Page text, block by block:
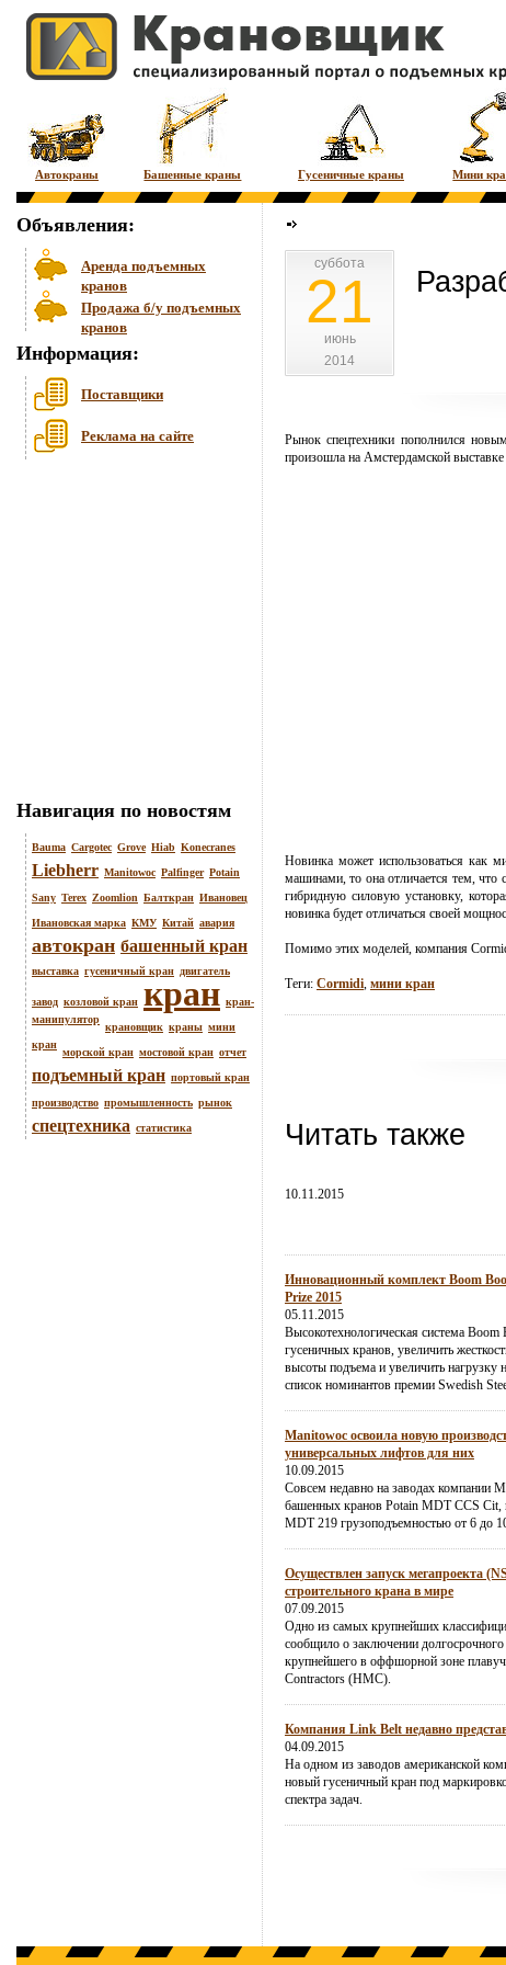
Автокраны Башенные краны Гусеничные краны Мини
Объявления:
Аренда подъемных
кранов
Продажа б/у подъемных
кранов
Информация:
Поставщики
Реклама на сайте
Навигация по новостям
Bauma Cargotec Grove Hiab Konecranes
Liebherr Manitowoc Palfinger Potain
Sany Terex Zoomlion Балткран Ивановец
Ивановская марка КМУ Китай авария
автокран башенный кран
выставка гусеничный кран двигатель
завод козловой кран кран кран-
манипулятор крановщик краны мини
кран морской кран мостовой кран отчет
подъемный кран портовый кран
производство промышленность рынок
спецтехника статистика
суббота
суббота
21
июнь
июнь
2014
2014
Рынок спецтехники пополнился
произошла на Амстердамской
Новинка может использоваться как
машинами, то она отличается тем, что
гибридную силовую установку,
новинка будет отличаться своей
Помимо этих моделей, компания
Теги: Cormidi, мини кран
Читать также
10.11.2015
Инновационный комплект Boom
Prize 2015
05.11.2015
Высокотехнологическая система
гусеничных кранов, увеличить
высоты подъема и увеличить
список номинантов премии Swedish
Manitowoc освоила новую
универсальных лифтов для них
10.09.2015
Совсем недавно на заводах компании
башенных кранов Potain MDT CCS
MDT 219 грузоподъемностью от 6 до
Осуществлен запуск мегапроекта
строительного крана в мире
07.09.2015
Одно из самых крупнейших
сообщило о заключении
крупнейшего в оффшорной зоне
Contractors (HMC).
Компания Link Belt недавно
04.09.2015
На одном из заводов американской
новый гусеничный кран под
спектра задач.